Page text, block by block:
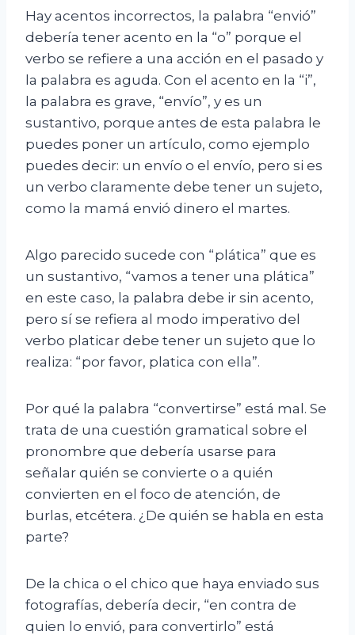
Hay acentos incorrectos, la palabra “envió”
debería tener acento en la “o” porque el
verbo se refiere a una acción en el pasado y
la palabra es aguda. Con el acento en la “i”,
la palabra es grave, “envío”, y es un
sustantivo, porque antes de esta palabra le
puedes poner un artículo, como ejemplo
puedes decir: un envío o el envío, pero si es
un verbo claramente debe tener un sujeto,
como la mamá envió dinero el martes.
Algo parecido sucede con “plática” que es
un sustantivo, “vamos a tener una plática”
en este caso, la palabra debe ir sin acento,
pero sí se refiera al modo imperativo del
verbo platicar debe tener un sujeto que lo
realiza: “por favor, platica con ella”.
Por qué la palabra “convertirse” está mal. Se
trata de una cuestión gramatical sobre el
pronombre que debería usarse para
señalar quién se convierte o a quién
convierten en el foco de atención, de
burlas, etcétera. ¿De quién se habla en esta
parte?
De la chica o el chico que haya enviado sus
fotografías, debería decir, “en contra de
quien lo envió, para convertirlo” está